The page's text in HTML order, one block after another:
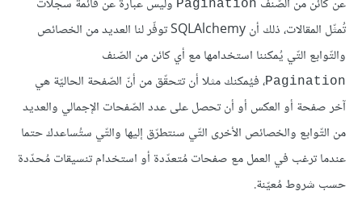
عن كائن من الصّنف Pagination وليس عبارة عن قائمة سجلّات
تُمثّل المقالات، ذلك أن SQLAlchemy توفّر لنا العديد من الخصائص
والتّوابع التّي يُمكننا استخدامها مع أي كائن من الصّنف
Pagination، فيُمكنك مثلا أن تتحقّق من أنّ الصّفحة الحاليّة هي
آخر صفحة أو العكس أو أن تحصل على عدد الصّفحات الإجمالي والعديد
من التّوابع والخصائص الأخرى التّي سنتطرّق إليها والتّي ستُساعدك حتما
عندما ترغب في العمل مع صفحات مُتعدّدة أو استخدام تنسيقات مُحدّدة
حسب شروط مُعيّنة.